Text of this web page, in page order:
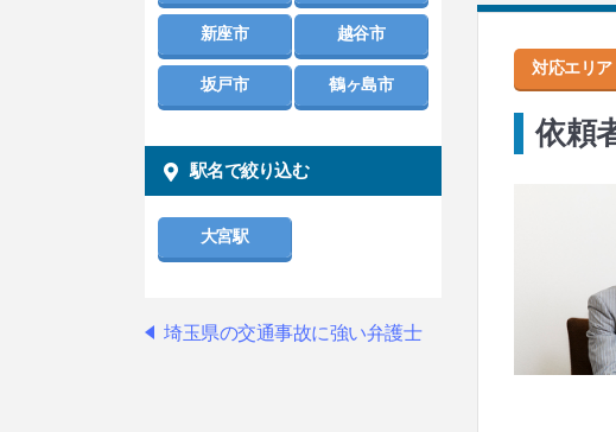
対応エリア
依頼
新座市 越谷市
坂戸市 鶴ヶ島市
駅名で絞り込む
大宮駅
埼玉県の交通事故に強い弁護士